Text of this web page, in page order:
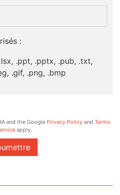
:
.ppt, .pptx, .pub, .txt,
.gif, .png, .bmp
and the Google Privacy Policy and Terms
apply.